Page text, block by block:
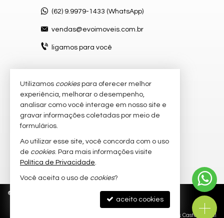
(62) 9.9979-1433 (WhatsApp)
vendas@evoimoveis.com.br
ligamos para você
VEJA MAIS
atendimento por WhatsApp
imóveis favoritos
mapa de imóveis
© Política de Privacidade
Site para imobiliárias: Castel Digital
Utilizamos cookiespara oferecer melhor
experiência, melhorar o desempenho,
analisar como você interage em nosso site e
gravar informações coletadas por meio de
formulários.
Ao utilizar esse site, você concorda com o uso
de cookies. Para mais informações visite
Política de Privacidade.
Você aceita o uso de cookies?
aceito cookies